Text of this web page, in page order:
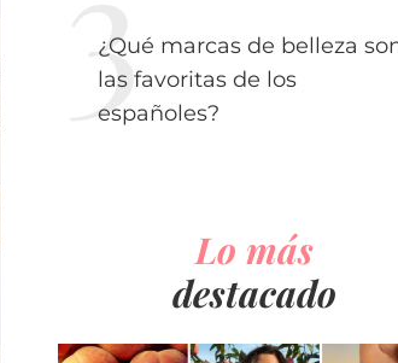
¿Qué marcas de belleza
las favoritas de los
españoles?
Lo más
destacado